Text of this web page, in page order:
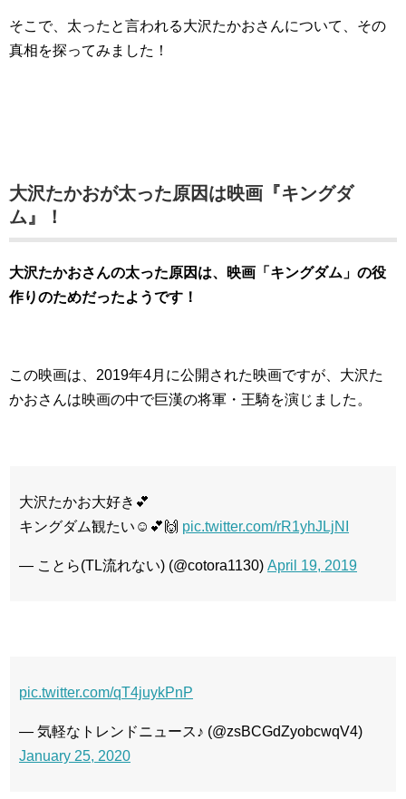
そこで、太ったと言われる大沢たかおさんについて、その
真相を探ってみました！
大沢たかおが太った原因は映画『キングダ
ム』！
大沢たかおさんの太った原因は、映画「キングダム」の役
作りのためだったようです！
この映画は、2019年4月に公開された映画ですが、大沢た
かおさんは映画の中で巨漢の将軍・王騎を演じました。
大沢たかお大好き💕
キングダム観たい☺️💕🙌 pic.twitter.com/rR1yhJLjNI
— ことら(TL流れない) (@cotora1130) April 19, 2019
pic.twitter.com/qT4juykPnP
— 気軽なトレンドニュース♪ (@zsBCGdZyobcwqV4)
January 25, 2020